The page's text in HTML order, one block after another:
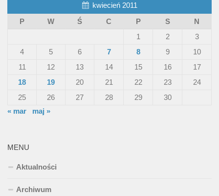
kwiecień 2011
P
W Ś C P S
N
1
2
3
4
5 6 7 8 9
10
11
12 13 14 15 16
17
18
19 20 21 22 23
24
25
26 27 28 29
30
« mar
maj »
MENU
Aktualności
Archiwum